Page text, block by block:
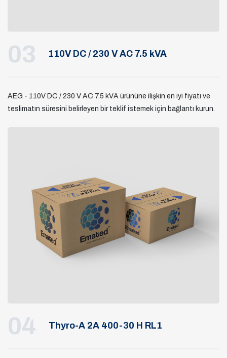
03 110V DC / 230 V AC 7.5 kVA
AEG - 110V DC / 230 V AC 7.5 kVA ürününe ilişkin en iyi fiyatı ve
teslimatın süresini belirleyen bir teklif istemek için bağlantı kurun.
04 Thyro-A 2A 400-30 H RL1